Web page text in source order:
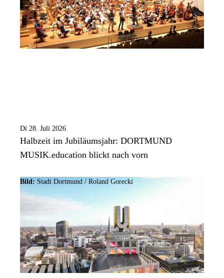
Di 28. Juli 2026
Halbzeit im Jubiläumsjahr: DORTMUND
MUSIK.education blickt nach vorn
Bild: Stadt Dortmund / Roland Gorecki